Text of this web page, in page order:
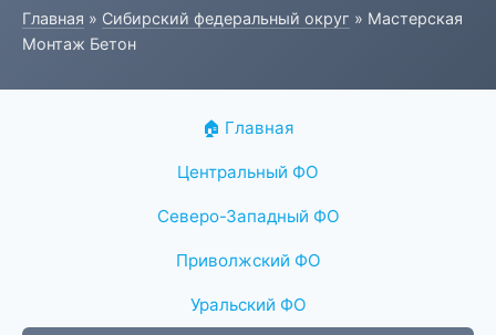
Главная » Сибирский федеральный округ » Мастерская
Монтаж Бетон
🏠 Главная
Центральный ФО
Северо-Западный ФО
Приволжский ФО
Уральский ФО